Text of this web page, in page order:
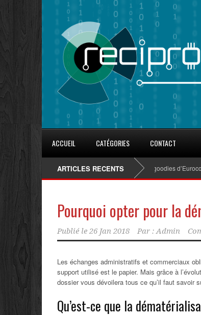
ACCUEIL CATÉGORIES CONTACT
ARTICLES RECENTS
8 conseils pour fidéliser avec les goodies
Pourquoi opter pour la
Publié le 26 Jan 2018 Par : Admin
Les échanges administratifs et commerciaux
support utilisé est le papier. Mais grâce à
dossier vous dévoilera tous ce qu’il faut savoir
Qu’est-ce que la